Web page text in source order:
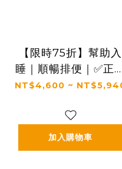
【限時75折】幫助入
睡｜順暢排便｜✅正品
保證｜【太陽星】全
(3g*30包*3盒)
NT$4,600 ~
加入購物車